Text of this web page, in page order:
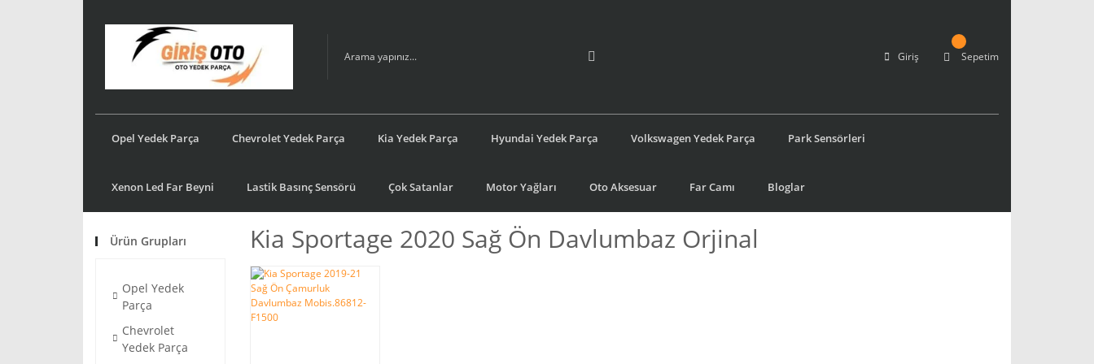
Giriş Sepetim
Opel Yedek Parça Chevrolet Yedek Parça Kia Yedek Parça Hyundai Yedek Parça Volkswagen Yedek Parça Park Sensörleri
Xenon Led Far Beyni Lastik Basınç Sensörü Çok Satanlar Motor Yağları Oto Aksesuar Far Camı Bloglar
Ürün Grupları
Opel Yedek
Parça
Chevrolet
Yedek Parça
Kia Sportage 2020 Sağ Ön Davlumbaz Orjinal